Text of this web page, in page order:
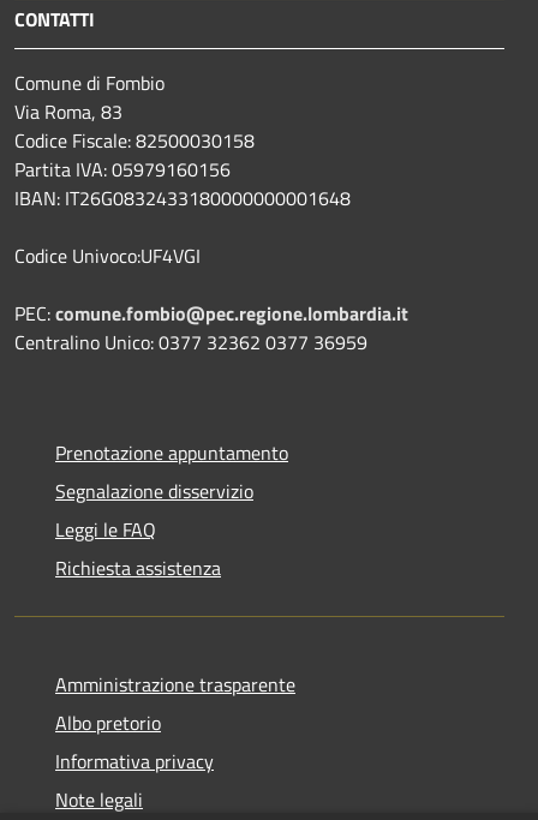
CONTATTI
Comune di Fombio
Via Roma, 83
Codice Fiscale: 82500030158
Partita IVA: 05979160156
IBAN: IT26G0832433180000000001648
Codice Univoco:UF4VGI
PEC:comune.fombio@pec.regione.lombardia.it
Centralino Unico: 0377 32362 0377 36959
Prenotazione appuntamento
Segnalazione disservizio
Leggi le FAQ
Richiesta assistenza
Amministrazione trasparente
Albo pretorio
Informativa privacy
Note legali